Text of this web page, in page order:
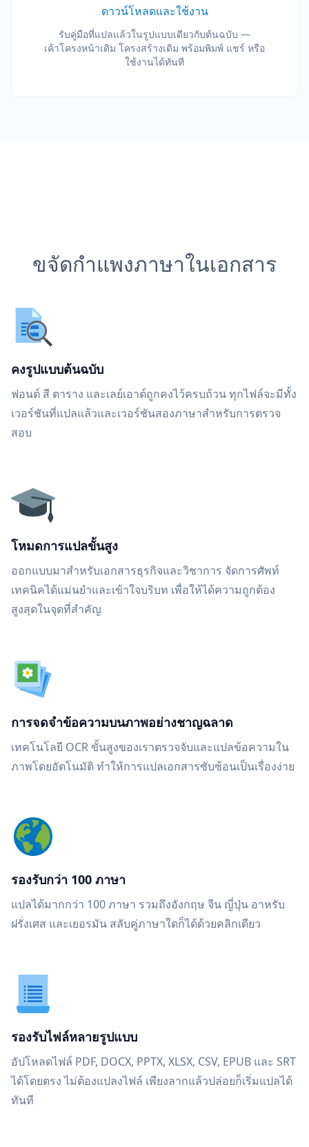
ดาวน์โหลดและใช้งาน
รับคู่มือที่แปลแล้วในรูปแบบเดียวกับต้นฉบับ —
เค้าโครงหน้าเดิม โครงสร้างเดิม พร้อมพิมพ์ แชร์ หรือ
ใช้งานได้ทันที
ขจัดกำแพงภาษาในเอกสาร
คงรูปแบบต้นฉบับ
ฟอนต์ สี ตาราง และเลย์เอาต์ถูกคงไว้ครบถ้วน ทุกไฟล์จะมีทั้ง
เวอร์ชันที่แปลแล้วและเวอร์ชันสองภาษาสำหรับการตรวจ
สอบ
โหมดการแปลขั้นสูง
ออกแบบมาสำหรับเอกสารธุรกิจและวิชาการ จัดการศัพท์
เทคนิคได้แม่นยำและเข้าใจบริบท เพื่อให้ได้ความถูกต้อง
สูงสุดในจุดที่สำคัญ
การจดจำข้อความบนภาพอย่างชาญฉลาด
เทคโนโลยี OCR ขั้นสูงของเราตรวจจับและแปลข้อความใน
ภาพโดยอัตโนมัติ ทำให้การแปลเอกสารซับซ้อนเป็นเรื่องง่าย
รองรับกว่า 100 ภาษา
แปลได้มากกว่า 100 ภาษา รวมถึงอังกฤษ จีน ญี่ปุ่น อาหรับ
ฝรั่งเศส และเยอรมัน สลับคู่ภาษาใดก็ได้ด้วยคลิกเดียว
รองรับไฟล์หลายรูปแบบ
อัปโหลดไฟล์ PDF, DOCX, PPTX, XLSX, CSV, EPUB และ SRT
ได้โดยตรง ไม่ต้องแปลงไฟล์ เพียงลากแล้วปล่อยก็เริ่มแปลได้
ทันที